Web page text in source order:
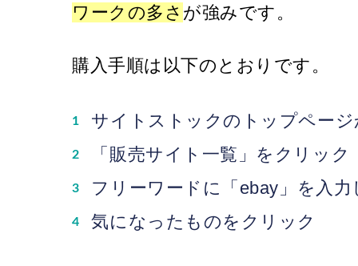
ワークの多さ が強みです。
購入手順は以下のとおりです。
サイトストックのトップペー
「販売サイト一覧」をクリック
フリーワードに「ebay」を入力
気になったものをクリック